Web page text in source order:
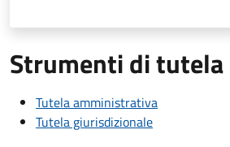
Strumenti di tutela
Tutela amministrativa
Tutela giurisdizionale